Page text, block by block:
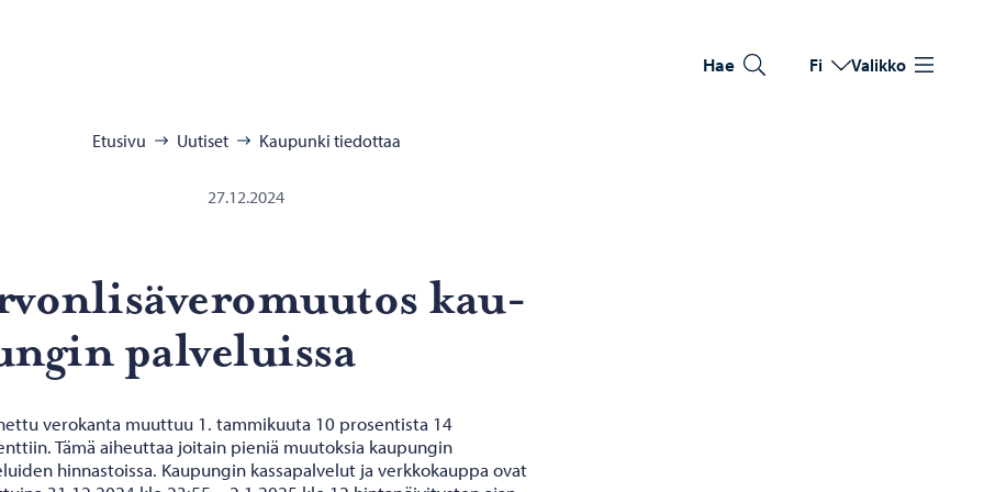
Hae Vaihda kieltä
Nykyinen kieli: Suomi
Fi Valikko
Etusivu Uutiset Kaupunki tiedottaa
27.12.2024
kau­
pal­ve­luis­sa
verokanta muuttuu 1. tammikuuta 10 prosentista 14
Tämä aiheuttaa joitain pieniä muutoksia kaupungin
hinnastoissa. Kaupungin kassapalvelut ja verkkokauppa ovat